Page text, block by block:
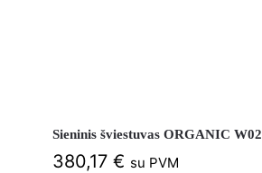
Sieninis šviestuvas ORGANIC
380,17 € su PVM